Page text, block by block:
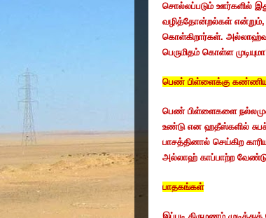
சொல்லப்படும் ஊர்களில்
வழித்தோன்றல்கள் என்றும்,
கொள்கிறார்கள்.
பெருமிதம் கொள்ள முடியுமா
பெண் பிள்ளைக்கு
பெண் பிள்ளைகளை
உண்டு என ஹதீஸ்களில்
பாசத்தினால் செய்கிற
அல்லாஹ் காப்பாற்ற
பாதகங்கள்